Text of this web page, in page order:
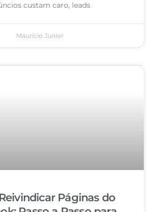
custam caro, leads
Mauricio Junior
Páginas do